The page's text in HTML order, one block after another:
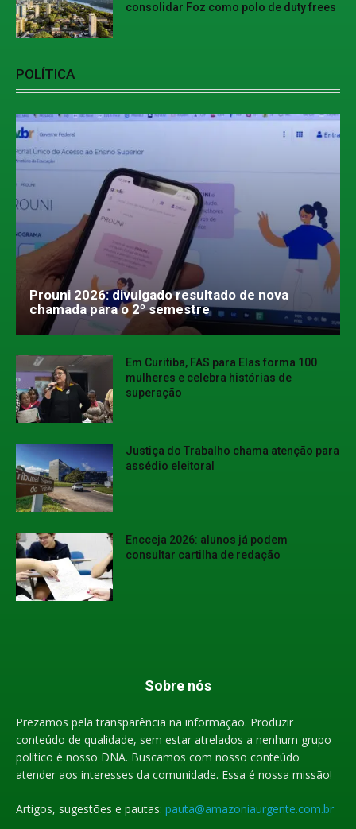
consolidar Foz como polo de duty frees
POLÍTICA
Prouni 2026: divulgado resultado de nova
chamada para o 2º semestre
Em Curitiba, FAS para Elas forma 100
mulheres e celebra histórias de
superação
Justiça do Trabalho chama atenção para
assédio eleitoral
Encceja 2026: alunos já podem
consultar cartilha de redação
Sobre nós
Prezamos pela transparência na informação. Produzir
conteúdo de qualidade, sem estar atrelados a nenhum grupo
político é nosso DNA. Buscamos com nosso conteúdo
atender aos interesses da comunidade. Essa é nossa missão!
Artigos, sugestões e pautas: pauta@amazoniaurgente.com.br